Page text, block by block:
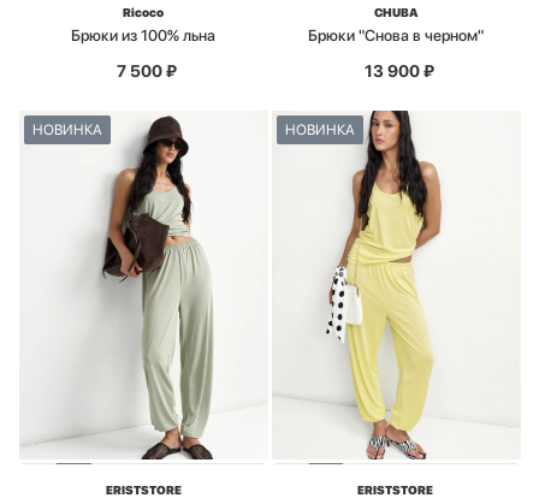
Ricoco
Брюки из 100% льна
7 500₽
CHUBA
Брюки "Снова в черном"
13 900₽
НОВИНКА
ERISTSTORE
НОВИНКА
ERISTSTORE